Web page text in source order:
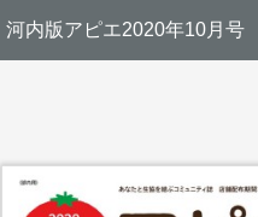
河内版アピエ2020年10月号